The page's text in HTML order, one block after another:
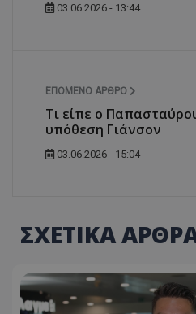
03.06.2026 - 13:44
ΕΠΌΜΕΝΟ ΆΡΘΡΟ
Τι είπε ο
υπόθεση Γιάνσον
03.06.2026 - 15:04
ΣΧΕΤΙΚΑ